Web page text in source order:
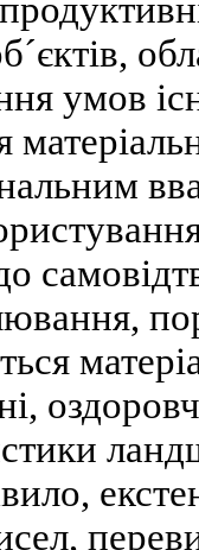
умов
до